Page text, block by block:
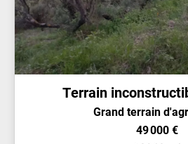
Terrain
Grand terrain
49 000 €